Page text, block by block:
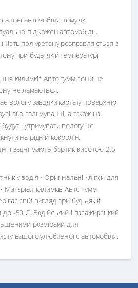
автомобіля, тому як
під кожен автомобіль.
поліуретану розправляються з
при будь-якій температурі
килимків Авто гумм вони не
не ламаються.
вологу завдяки картату поверхню.
або гальмуванні, а також на
будуть утримувати вологу не
на рідній ковролін.
і задні мають бортик висотою 2,5
у водія • Оригінальні кліпси для
Матеріал килимків Авто Гумм
свій вигляд при будь-якій
до -50 С. Водійський і пасажирський
розмірами для
вашого улюбленого автомобіля.